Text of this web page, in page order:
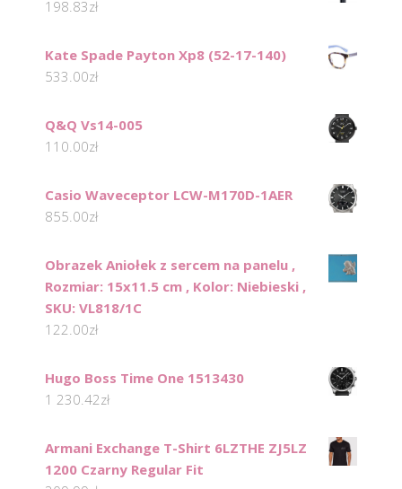
198.83zł
Kate Spade Payton Xp8 (52-17-140)
533.00zł
Q&Q Vs14-005
110.00zł
Casio Waveceptor LCW-M170D-1AER
855.00zł
Obrazek Aniołek z sercem na panelu ,
Rozmiar: 15x11.5 cm , Kolor: Niebieski ,
SKU: VL818/1C
122.00zł
Hugo Boss Time One 1513430
1 230.42zł
Armani Exchange T-Shirt 6LZTHE ZJ5LZ
1200 Czarny Regular Fit